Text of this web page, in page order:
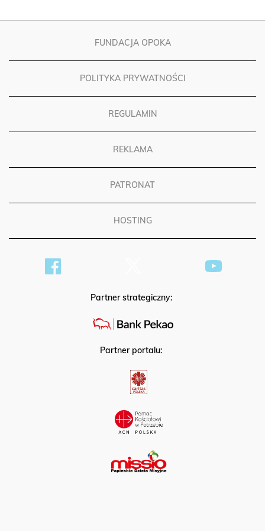
FUNDACJA OPOKA
POLITYKA PRYWATNOŚCI
REGULAMIN
REKLAMA
PATRONAT
HOSTING
Partner strategiczny:
Partner portalu: